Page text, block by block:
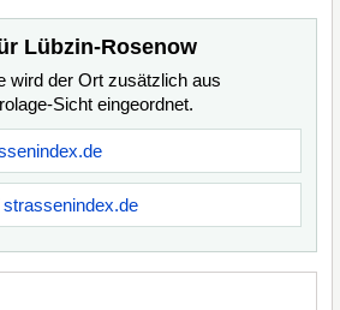
Lübzin-Rosenow
wird der Ort zusätzlich aus
Sicht eingeordnet.